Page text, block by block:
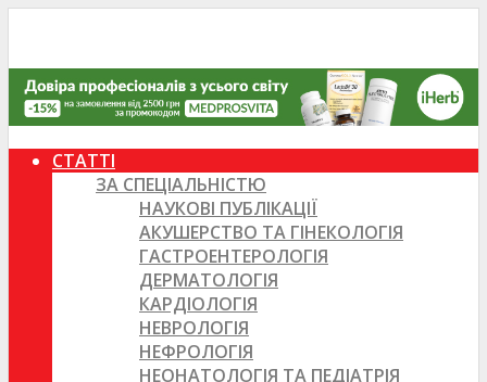
СТАТТІ
ЗА СПЕЦІАЛЬНІСТЮ
НАУКОВІ ПУБЛІКАЦІЇ
АКУШЕРСТВО ТА ГІНЕКОЛОГІЯ
ГАСТРОЕНТЕРОЛОГІЯ
ДЕРМАТОЛОГІЯ
КАРДІОЛОГІЯ
НЕВРОЛОГІЯ
НЕФРОЛОГІЯ
НЕОНАТОЛОГІЯ ТА ПЕДІАТРІЯ